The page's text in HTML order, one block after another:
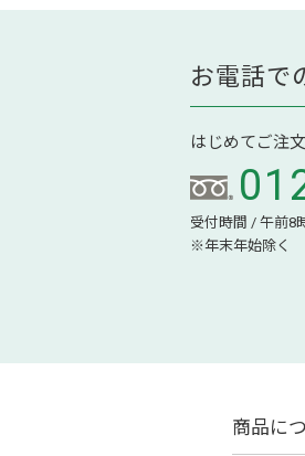
お電話で
はじめてご注
受付時間 / 午前8
※年末年始除く
商品に